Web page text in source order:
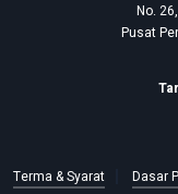
No.
Pusat
Terma & Syarat Dasar